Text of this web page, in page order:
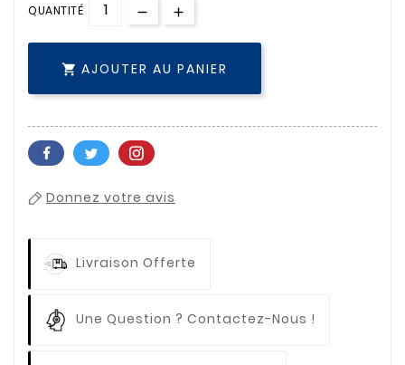
QUANTITÉ
 AJOUTER AU PANIER
Donnez votre avis
Livraison Offerte
Une Question ? Contactez-Nous !